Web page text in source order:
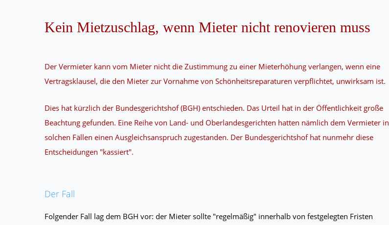
Kein Mietzuschlag, wenn Mieter nicht renovieren muss
Der Vermieter kann vom Mieter nicht die Zustimmung zu einer Mieterhöhung verlangen, wenn eine
Vertragsklausel, die den Mieter zur Vornahme von Schönheitsreparaturen verpflichtet, unwirksam ist.
Dies hat kürzlich der Bundesgerichtshof (BGH) entschieden. Das Urteil hat in der Öffentlichkeit große
Beachtung gefunden. Eine Reihe von Land- und Oberlandesgerichten hatten nämlich dem Vermieter in
solchen Fällen einen Ausgleichsanspruch zugestanden. Der Bundesgerichtshof hat nunmehr diese
Entscheidungen "kassiert".
Der Fall
Folgender Fall lag dem BGH vor: der Mieter sollte "regelmäßig" innerhalb von festgelegten Fristen